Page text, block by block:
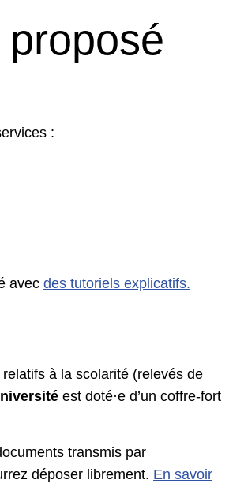
:
avec des tutoriels explicatifs.
à la scolarité (relevés de
est doté·e d’un coffre-fort
transmis par
déposer librement. En savoir